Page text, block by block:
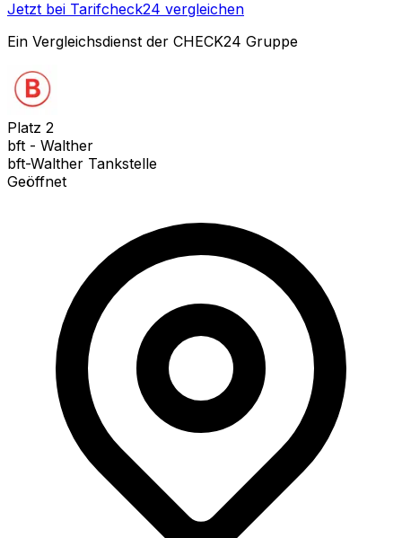
Jetzt bei Tarifcheck24 vergleichen
Ein Vergleichsdienst der CHECK24 Gruppe
Platz 2
bft - Walther
bft-Walther Tankstelle
Geöffnet